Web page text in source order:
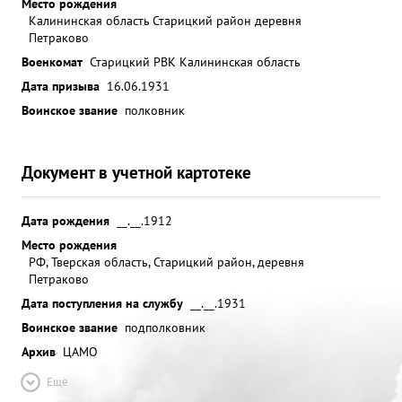
кие способности, ВЫВОД: За добросовестную и
бзеаварийную пе регонку 16 самол етов,
представляю к Правительственной награде
Ордену легина". ...»
Калининская область Старицкий район деревня
Петраково
Военкомат Старицкий РВК Калининская область
Дата призыва 16.06.1931
Воинское звание полковник
Документ в учетной картотеке
Дата рождения
__.__.1912
Место рождения
РФ, Тверская область, Старицкий район, деревня
Петраково
Дата поступления на службу
__.__.1931
Воинское звание подполковник
Архив ЦАМО
Ещё